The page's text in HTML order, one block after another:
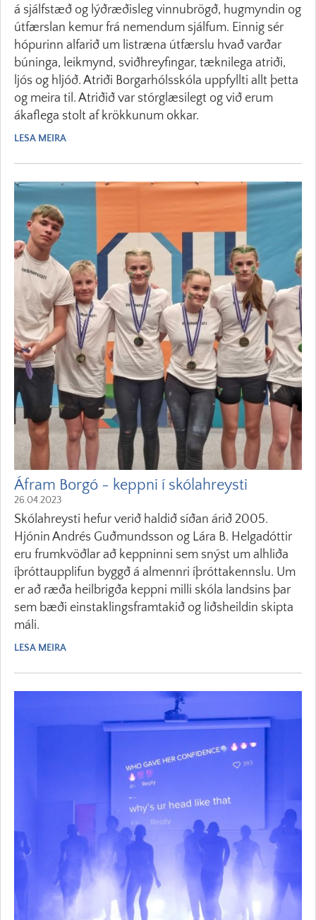
á sjálfstæð og lýðræðisleg vinnubrögð, hugmyndin og
útfærslan kemur frá nemendum sjálfum. Einnig sér
hópurinn alfarið um listræna útfærslu hvað varðar
búninga, leikmynd, sviðhreyfingar, tæknilega atriði,
ljós og hljóð. Atriði Borgarhólsskóla uppfyllti allt þetta
og meira til. Atriðið var stórglæsilegt og við erum
ákaflega stolt af krökkunum okkar.
LESA MEIRA
Áfram Borgó - keppni í skólahreysti
26.04.2023
Skólahreysti hefur verið haldið síðan árið 2005.
Hjónin Andrés Guðmundsson og Lára B. Helgadóttir
eru frumkvöðlar að keppninni sem snýst um alhliða
íþróttaupplifun byggð á almennri íþróttakennslu. Um
er að ræða heilbrigða keppni milli skóla landsins þar
sem bæði einstaklingsframtakið og liðsheildin skipta
máli.
LESA MEIRA